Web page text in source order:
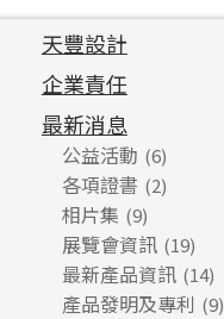
天豐設計
企業責任
最新消息
公益活動 (6)
各項證書 (2)
相片集 (9)
展覽會資訊 (19)
最新產品資訊 (14)
產品發明及專利 (9)